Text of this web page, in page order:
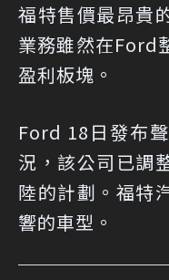
福特售價最昂貴
業務雖然在Ford
盈利板塊。
Ford 18日發布
況，該公司已調
陸的計劃。福特
響的車型。